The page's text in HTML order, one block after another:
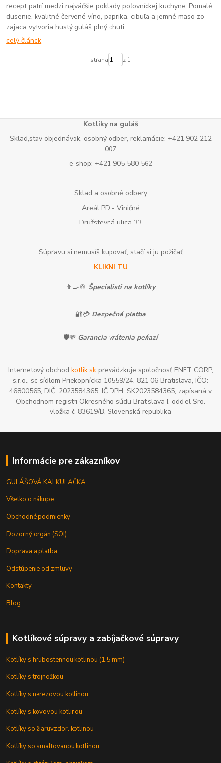
recept patrí medzi najväčšie poklady poľovníckej kuchyne. Pomalé
dusenie, kvalitné červené víno, paprika, cibuľa a jemné mäso zo
zajaca vytvoria hustý guláš plný chuti
celý článok
strana z 1
Kotlíky na guláš
Sklad,stav objednávok, osobný odber, reklamácie: +421 902 212
007
e-shop: +421 905 580 562
Sklad a osobné odbery
Areál PD - Viničné
Družstevná ulica 33
Súpravu si nemusíš kupovať, stačí si ju požičať
KLIKNI TU
👨‍🍳🍲 Špecialisti na kotlíky
🔐💳 Bezpečná platba
🛡️💸 Garancia vrátenia peňazí
Internetový obchod kotlik.skprevádzkuje spoločnosť ENET CORP,
s.r.o., so sídlom Priekopnícka 10559/24, 821 06 Bratislava, IČO:
46800565, DIČ: 2023584365, IČ DPH: SK2023584365, zapísaná v
Obchodnom registri Okresného súdu Bratislava I, oddiel Sro,
vložka č. 83619/B, Slovenská republika
Informácie pre zákazníkov
GULÁŠOVÁ KALKULAČKA
Všetko o nákupe
Obchodné podmienky
Dozorný orgán (SOI)
Doprava a platba
Odstúpenie od zmluvy
Kontakty
Blog
Kotlíkové súpravy a zabíjačkové súpravy
Kotlíky s hrubostennou kotlinou (1,5 mm)
Kotlíky s trojnožkou
Kotlíky s nerezovou kotlinou
Kotlíky s kovovou kotlinou
Kotlíky so žiaruvzdor. kotlinou
Kotlíky so smaltovanou kotlinou